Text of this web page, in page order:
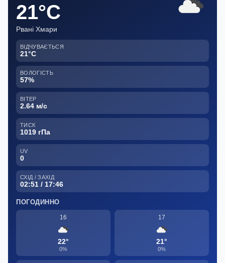
21°C
Рвані Хмари
ВІДЧУВАЄТЬСЯ
21°C
ВОЛОГІСТЬ
57%
ВІТЕР
2.64 м/с
ТИСК
1019 гПа
UV
0
СХІД / ЗАХІД
02:51 / 17:46
ПОГОДИННО
16
22°
0%
17
21°
0%